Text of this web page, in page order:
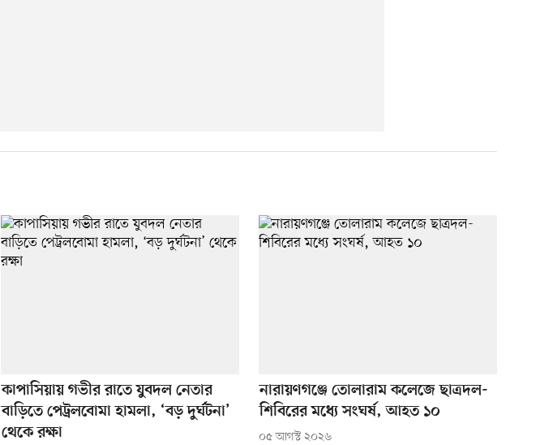
কাপাসিয়ায় গভীর রাতে যুবদল নেতার
বাড়িতে পেট্রলবোমা হামলা, ‘বড় দুর্ঘটনা’
থেকে রক্ষা
নারায়ণগঞ্জে তোলারাম কলেজে ছাত্রদল-
শিবিরের মধ্যে সংঘর্ষ, আহত ১০
০৫ আগস্ট ২০২৬